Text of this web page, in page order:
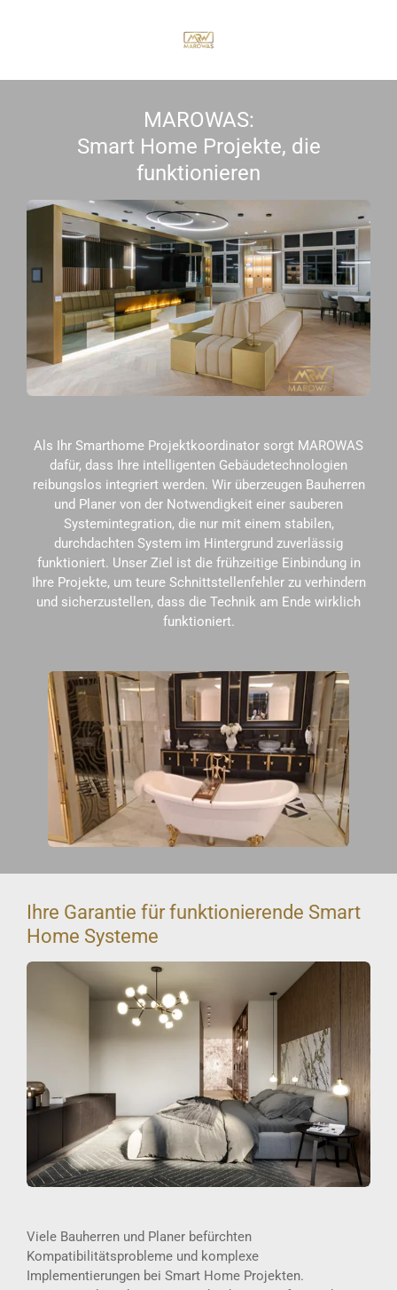
MAROWAS:
Smart Home Projekte, die
funktionieren
Als Ihr Smarthome Projektkoordinator sorgt MAROWAS
dafür, dass Ihre intelligenten Gebäudetechnologien
reibungslos integriert werden. Wir überzeugen Bauherren
und Planer von der Notwendigkeit einer sauberen
Systemintegration, die nur mit einem stabilen,
durchdachten System im Hintergrund zuverlässig
funktioniert. Unser Ziel ist die frühzeitige Einbindung in
Ihre Projekte, um teure Schnittstellenfehler zu verhindern
und sicherzustellen, dass die Technik am Ende wirklich
funktioniert.
Ihre Garantie für funktionierende Smart
Home Systeme
Viele Bauherren und Planer befürchten
Kompatibilitätsprobleme und komplexe
Implementierungen bei Smart Home Projekten.